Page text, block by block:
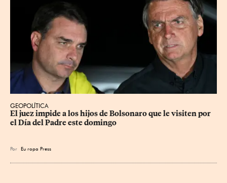
GEOPOLÍTICA
El juez impide a los hijos de Bolsonaro que le visiten por
el Día del Padre este domingo
Por Eu ropa Press